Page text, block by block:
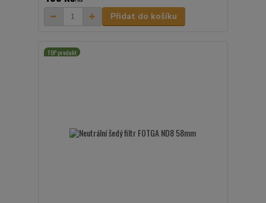
Přidat do košíku
TOP produkt